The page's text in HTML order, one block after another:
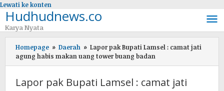
Lewati ke konten
Hudhudnews.co
Karya Nyata
Homepage » Daerah » Lapor pak Bupati Lamsel : camat jati
agung habis makan uang tower buang badan
Lapor pak Bupati Lamsel : camat jati